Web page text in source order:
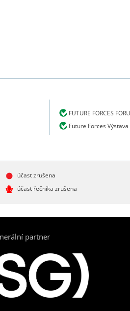
FUTURE FORCES
Future Forces
účast zrušena
účast řečníka zrušena
partner